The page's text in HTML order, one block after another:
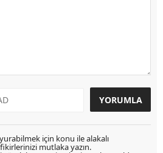
için konu ile alakalı
mutlaka yazın.